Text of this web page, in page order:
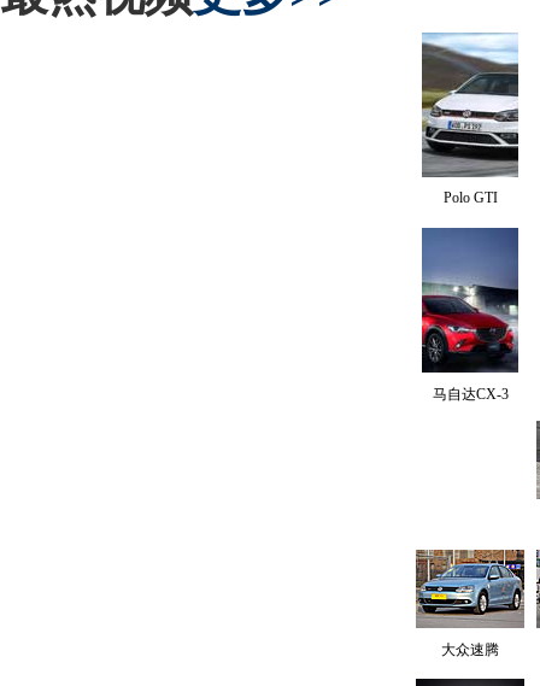
Polo GTI
马自达CX-3
大众速腾